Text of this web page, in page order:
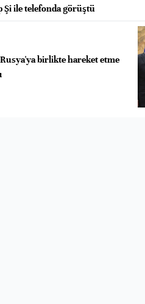
Şi ile telefonda görüştü
birlikte hareket etme